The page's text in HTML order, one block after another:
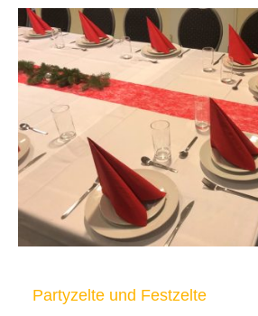
Partyzelte und Festzelte